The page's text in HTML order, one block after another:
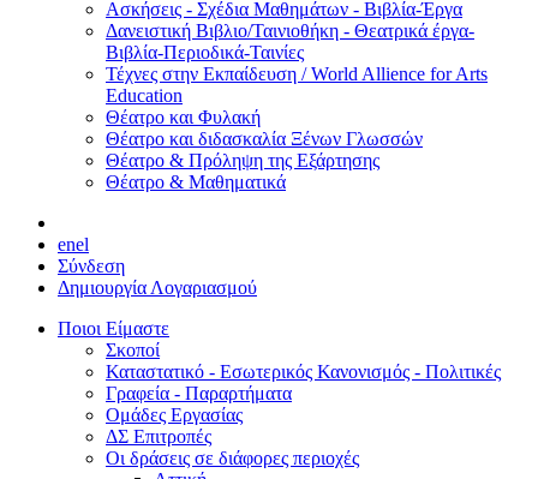
Ασκήσεις - Σχέδια Μαθημάτων - Βιβλία-Έργα
Δανειστική Βιβλιο/Ταινιοθήκη - Θεατρικά έργα-
Βιβλία-Περιοδικά-Ταινίες
Τέχνες στην Εκπαίδευση / World Allience for Arts
Education
Θέατρο και Φυλακή
Θέατρο και διδασκαλία Ξένων Γλωσσών
Θέατρο & Πρόληψη της Εξάρτησης
Θέατρο & Μαθηματικά
enel
Σύνδεση
Δημιουργία Λογαριασμού
Ποιοι Είμαστε
Σκοποί
Καταστατικό - Εσωτερικός Κανονισμός - Πολιτικές
Γραφεία - Παραρτήματα
Ομάδες Εργασίας
ΔΣ Επιτροπές
Οι δράσεις σε διάφορες περιοχές